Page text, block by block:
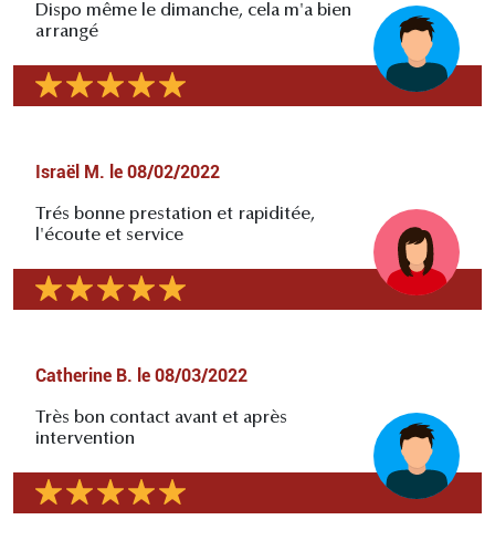
Dispo même le dimanche, cela m'a bien
arrangé
Israël M. le 08/02/2022
Trés bonne prestation et rapiditée,
l'écoute et service
Catherine B. le 08/03/2022
Très bon contact avant et après
intervention